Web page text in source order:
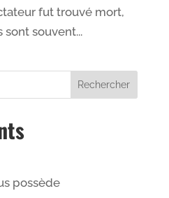
fut trouvé mort,
souvent...
possède